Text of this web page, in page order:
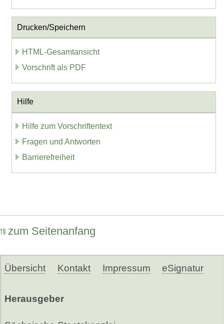
Drucken/Speichern
HTML-Gesamtansicht
Vorschrift als PDF
Hilfe
Hilfe zum Vorschriftentext
Fragen und Antworten
Barrierefreiheit
zum Seitenanfang
Übersicht Kontakt Impressum eSignatur
Herausgeber